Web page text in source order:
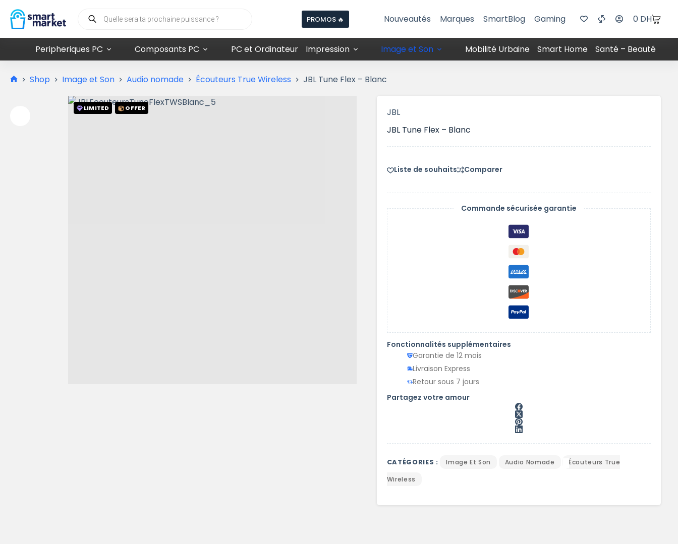
PROMOS 🔥 Nouveautés Marques SmartBlog Gaming 0 DH
Peripheriques PC Composants PC PC et Ordinateur Impression Image et Son Mobilité Urbaine Smart Home Santé – Beauté
Shop Image et Son Audio nomade Écouteurs True Wireless JBL Tune Flex – Blanc
LIMITED OFFER
JBL
JBL Tune Flex – Blanc
Liste de souhaits Comparer
Commande sécurisée garantie
Fonctionnalités supplémentaires
Garantie de 12 mois
Livraison Express
Retour sous 7 jours
Partagez votre amour
CATÉGORIES : Image Et Son Audio Nomade
Écouteurs True
Wireless